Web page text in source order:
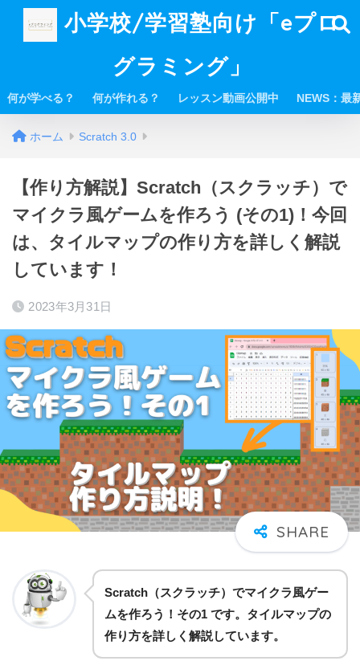
小学校/学習塾向け「eプロ
グラミング」
何が学べる？ 何が作れる？ レッスン動画公開中 NEWS：最
ホーム Scratch 3.0
【作り方解説】Scratch（スクラッチ）で
マイクラ風ゲームを作ろう (その1)！今回
は、タイルマップの作り方を詳しく解説
しています！
2023年3月31日
Scratch（スクラッチ）でマイクラ風ゲー
ムを作ろう！その1 です。タイルマップの
作り方を詳しく解説しています。